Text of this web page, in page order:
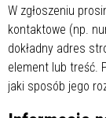
W zgłoszeniu
kontaktowe (np.
dokładny adres
element lub treść.
jaki sposób jego